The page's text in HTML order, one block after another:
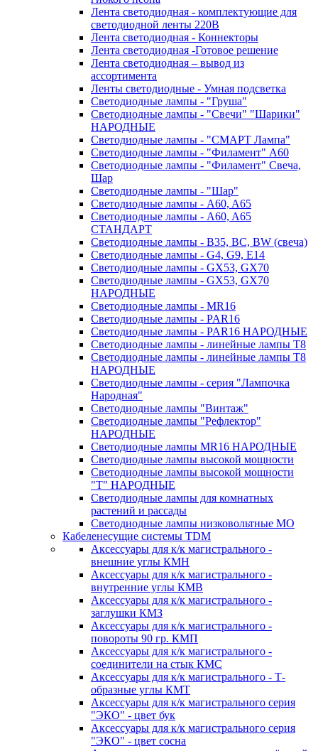
Лента светодиодная - комплектующие для
светодиодной ленты 220В
Лента светодиодная - Коннекторы
Лента светодиодная -Готовое решение
Лента светодиодная – вывод из
ассортимента
Ленты светодиодные - Умная подсветка
Светодиодные лампы - "Груша"
Светодиодные лампы - "Свечи" "Шарики"
НАРОДНЫЕ
Светодиодные лампы - "СМАРТ Лампа"
Светодиодные лампы - "Филамент" A60
Светодиодные лампы - "Филамент" Свеча,
Шар
Светодиодные лампы - "Шар"
Светодиодные лампы - A60, A65
Светодиодные лампы - A60, A65
СТАНДАРТ
Светодиодные лампы - B35, BC, BW (свеча)
Светодиодные лампы - G4, G9, Е14
Светодиодные лампы - GX53, GX70
Светодиодные лампы - GX53, GX70
НАРОДНЫЕ
Светодиодные лампы - MR16
Светодиодные лампы - PAR16
Светодиодные лампы - PAR16 НАРОДНЫЕ
Светодиодные лампы - линейные лампы T8
Светодиодные лампы - линейные лампы T8
НАРОДНЫЕ
Светодиодные лампы - серия "Лампочка
Народная"
Светодиодные лампы "Винтаж"
Светодиодные лампы "Рефлектор"
НАРОДНЫЕ
Светодиодные лампы MR16 НАРОДНЫЕ
Светодиодные лампы высокой мощности
Светодиодные лампы высокой мощности
"Т" НАРОДНЫЕ
Светодиодные лампы для комнатных
растений и рассады
Светодиодные лампы низковольтные МО
Кабеленесущие системы TDM
Аксессуары для к/к магистрального -
внешние углы КМН
Аксессуары для к/к магистрального -
внутренние углы КМВ
Аксессуары для к/к магистрального -
заглушки КМЗ
Аксессуары для к/к магистрального -
повороты 90 гр. КМП
Аксессуары для к/к магистрального -
соединители на стык КМС
Аксессуары для к/к магистрального - Т-
образные углы КМТ
Аксессуары для к/к магистрального серия
"ЭКО" - цвет бук
Аксессуары для к/к магистрального серия
"ЭКО" - цвет сосна